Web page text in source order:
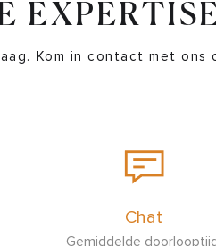
Kom in contact met ons
Chat
Gemiddelde